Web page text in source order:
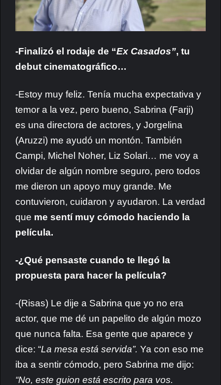
-Finalizó el rodaje de “Ex Casados”, tu
debut cinematográfico…
-Estoy muy feliz. Tenía mucha expectativa y
temor a la vez, pero bueno, Sabrina (Farji)
es una directora de actores, y Jorgelina
(Aruzzi) me ayudó un montón. También
Campi, Michel Noher, Liz Solari… me voy a
olvidar de algún nombre seguro, pero todos
me dieron un apoyo muy grande. Me
contuvieron, cuidaron y ayudaron. La verdad
que me sentí muy cómodo haciendo la
película.
-¿Qué pensaste cuando te llegó la
propuesta para hacer la película?
-(Risas) Le dije a Sabrina que yo no era
actor, que me dé un papelito de algún mozo
que nunca falta. Esa gente que aparece y
dice: “La mesa está servida”. Ya con eso me
iba a sentir cómodo, pero Sabrina me dijo:
“No, este guion está escrito para vos.